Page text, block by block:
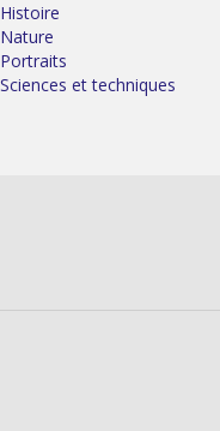
Histoire
Nature
Portraits
Sciences et techniques